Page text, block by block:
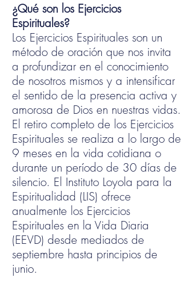
¿Qué son los Ejercicios
Espirituales?
Los Ejercicios Espirituales son un
método de oración que nos invita
a profundizar en el conocimiento
de nosotros mismos y a intensificar
el sentido de la presencia activa y
amorosa de Dios en nuestras vidas.
El retiro completo de los Ejercicios
Espirituales se realiza a lo largo de
9 meses en la vida cotidiana o
durante un período de 30 días de
silencio. El Instituto Loyola para la
Espiritualidad (LIS) ofrece
anualmente los Ejercicios
Espirituales en la Vida Diaria
(EEVD) desde mediados de
septiembre hasta principios de
junio.